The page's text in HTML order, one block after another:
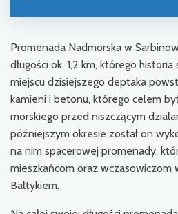
Promenada Nadmorska w
długości ok. 1,2 km, którego
miejscu dzisiejszego deptaka
kamieni i betonu, którego celem
morskiego przed niszczącym
późniejszym okresie został on
na nim spacerowej promenady,
mieszkańcom oraz wczasowiczom
Bałtykiem.